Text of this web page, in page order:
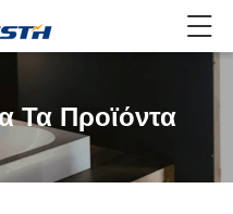
Τα Προϊόντα